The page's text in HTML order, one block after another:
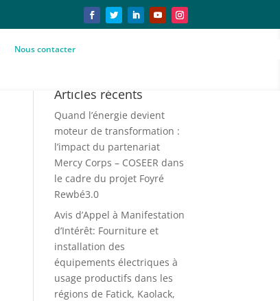
Nous contacter
Articles récents
Quand l’énergie devient
moteur de transformation :
l’impact du partenariat
Mercy Corps – COSEER dans
le cadre du projet Foyré
Rewbé3.0
Avis d’Appel à Manifestation
d’Intérêt: Fourniture et
installation des
équipements électriques à
usage productifs dans les
régions de Fatick, Kaolack,